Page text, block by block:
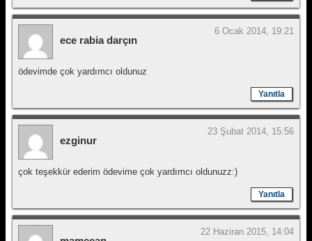
ece rabia darçın
6 Ocak 2014, 19:21
ödevimde çok yardımcı oldunuz
Yanıtla
ezginur
23 Şubat 2014, 15:56
çok teşekkür ederim ödevime çok yardımcı oldunuzz:)
Yanıtla
22 Haziran 2015, 14:04